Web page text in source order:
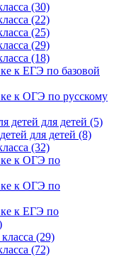
(30)
(22)
(25)
(29)
(18)
к ЕГЭ по базовой
к ОГЭ по русскому
детей для детей (5)
для детей (8)
(32)
к ОГЭ по
к ОГЭ по
к ЕГЭ по
(29)
(72)